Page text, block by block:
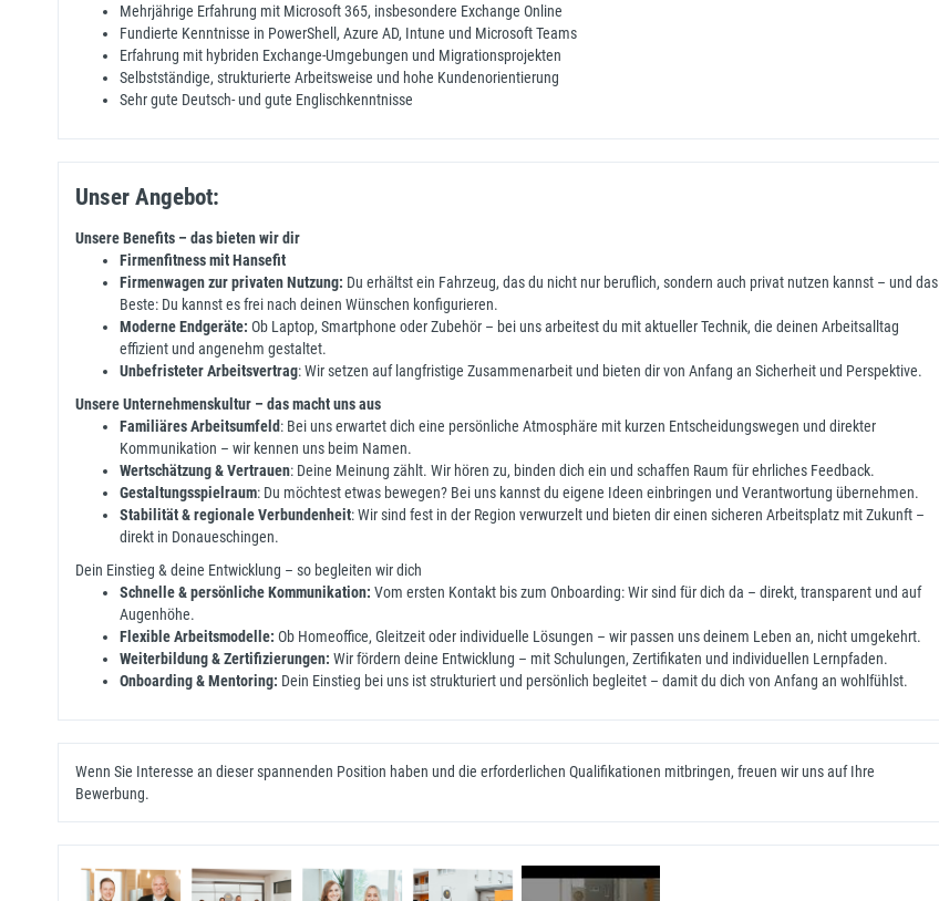
Mehrjährige Erfahrung mit Microsoft 365, insbesondere Exchange Online
Fundierte Kenntnisse in PowerShell, Azure AD, Intune und Microsoft Teams
Erfahrung mit hybriden Exchange-Umgebungen und Migrationsprojekten
Selbstständige, strukturierte Arbeitsweise und hohe Kundenorientierung
Sehr gute Deutsch- und gute Englischkenntnisse
Unser Angebot:
Unsere Benefits – das bieten wir dir
Firmenfitness mit Hansefit
Firmenwagen zur privaten Nutzung: Du erhältst ein Fahrzeug, das du nicht nur beruflich, sondern auch privat nutzen kannst – und das
Beste: Du kannst es frei nach deinen Wünschen konfigurieren.
Moderne Endgeräte: Ob Laptop, Smartphone oder Zubehör – bei uns arbeitest du mit aktueller Technik, die deinen Arbeitsalltag
effizient und angenehm gestaltet.
Unbefristeter Arbeitsvertrag: Wir setzen auf langfristige Zusammenarbeit und bieten dir von Anfang an Sicherheit und Perspektive.
Unsere Unternehmenskultur – das macht uns aus
Familiäres Arbeitsumfeld: Bei uns erwartet dich eine persönliche Atmosphäre mit kurzen Entscheidungswegen und direkter
Kommunikation – wir kennen uns beim Namen.
Wertschätzung & Vertrauen: Deine Meinung zählt. Wir hören zu, binden dich ein und schaffen Raum für ehrliches Feedback.
Gestaltungsspielraum: Du möchtest etwas bewegen? Bei uns kannst du eigene Ideen einbringen und Verantwortung übernehmen.
Stabilität & regionale Verbundenheit: Wir sind fest in der Region verwurzelt und bieten dir einen sicheren Arbeitsplatz mit Zukunft –
direkt in Donaueschingen.
Dein Einstieg & deine Entwicklung – so begleiten wir dich
Schnelle & persönliche Kommunikation: Vom ersten Kontakt bis zum Onboarding: Wir sind für dich da – direkt, transparent und auf
Augenhöhe.
Flexible Arbeitsmodelle: Ob Homeoffice, Gleitzeit oder individuelle Lösungen – wir passen uns deinem Leben an, nicht umgekehrt.
Weiterbildung & Zertifizierungen: Wir fördern deine Entwicklung – mit Schulungen, Zertifikaten und individuellen Lernpfaden.
Onboarding & Mentoring: Dein Einstieg bei uns ist strukturiert und persönlich begleitet – damit du dich von Anfang an wohlfühlst.
Wenn Sie Interesse an dieser spannenden Position haben und die erforderlichen Qualifikationen mitbringen, freuen wir uns auf Ihre
Bewerbung.